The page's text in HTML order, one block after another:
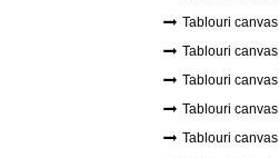
Tablouri
Tablouri
Tablouri
Tablouri
Tablouri